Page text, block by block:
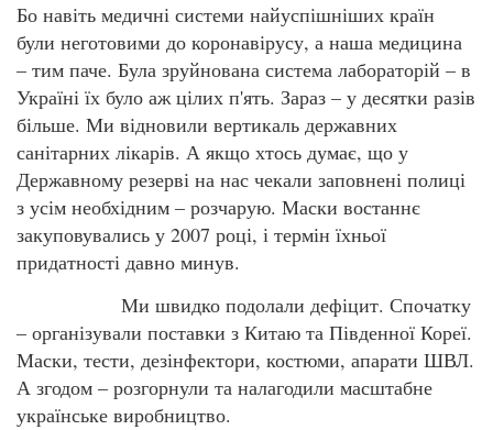
Бо навіть медичні системи найуспішніших країн
були неготовими до коронавірусу, а наша медицина
– тим паче. Була зруйнована система лабораторій – в
Україні їх було аж цілих п'ять. Зараз – у десятки разів
більше. Ми відновили вертикаль державних
санітарних лікарів. А якщо хтось думає, що у
Державному резерві на нас чекали заповнені полиці
з усім необхідним – розчарую. Маски востаннє
закуповувались у 2007 році, і термін їхньої
придатності давно минув.
Ми швидко подолали дефіцит. Спочатку
– організували поставки з Китаю та Південної Кореї.
Маски, тести, дезінфектори, костюми, апарати ШВЛ.
А згодом – розгорнули та налагодили масштабне
українське виробництво.